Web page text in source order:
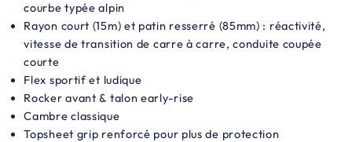
€
.
courbe typée alpin
Rayon court (15m) et patin resserré (85mm) : réactivité,
vitesse de transition de carre à carre, conduite coupée
courte
Flex sportif et ludique
Rocker avant & talon early-rise
Cambre classique
Topsheet grip renforcé pour plus de protection